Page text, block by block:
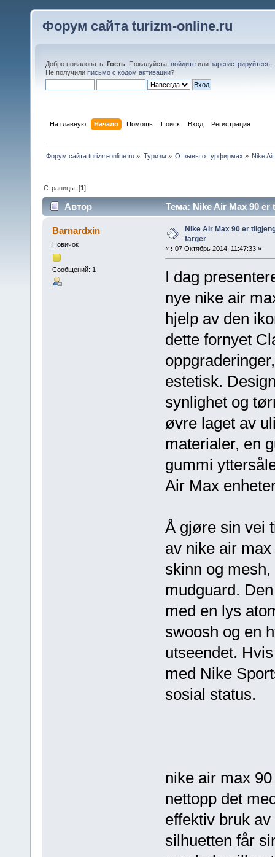
Форум сайта turizm-online.ru
Добро пожаловать, Гость . Пожалуйста, войдите или зарегистрируйтесь
Не получили письмо с кодом активации?
На главную Начало Помощь Поиск Вход Регистрация
Форум сайта turizm-online.ru » Туризм » Отзывы о турфирмах » Nike
Страницы: [1]
Автор Тема: Nike Air Max 90
Barnardxin
Новичок
Сообщений: 1
Nike Air Max 90 er
farger
« : 07 Октябрь 2014, 11:47:33 »
I dag
nye nike air
hjelp av den
dette fornyet
estetisk.
synlighet og
øvre laget av
materialer, en
gummi
Air Max
Å gjøre sin vei
av nike air
skinn og
mudguard.
med en lys
swoosh og en
utseendet.
med Nike
sosial status.
nike air max
nettopp det
effektiv bruk
silhuetten får